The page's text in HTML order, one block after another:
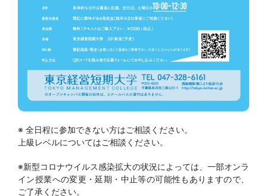
※ 全日程に参加できない方はご相談ください。
上級レベルについてはご相談ください。
※新型コロナウイルス感染拡大の状況によっては、一部オンラ
イン授業への変更・延期・中止等の可能性もありますので、
ご了承ください。